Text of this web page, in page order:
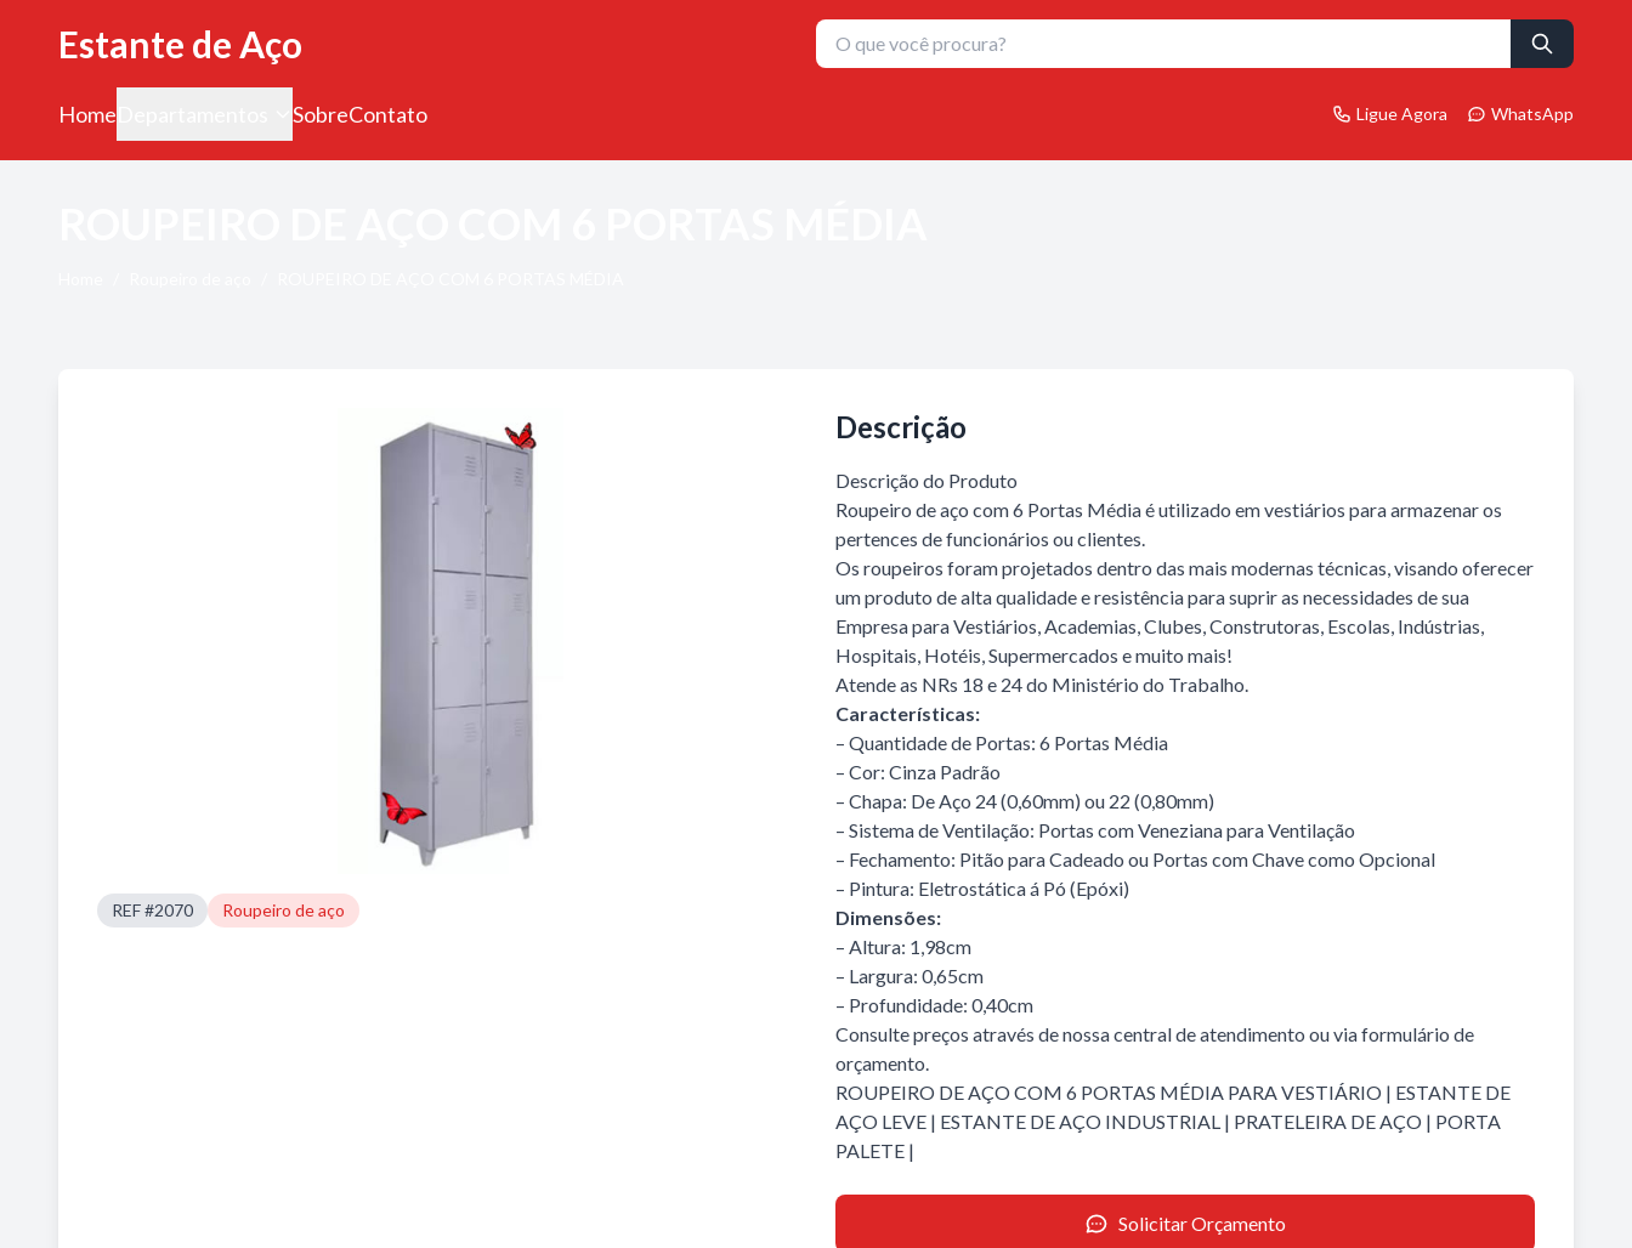
Estante de Aço
Home SobreContato Ligue Agora WhatsApp
REF #2070 Roupeiro de aço
Descrição
Descrição do Produto
Roupeiro de aço com 6 Portas Média é utilizado em vestiários para armazenar os
pertences de funcionários ou clientes.
Os roupeiros foram projetados dentro das mais modernas técnicas, visando oferecer
um produto de alta qualidade e resistência para suprir as necessidades de sua
Empresa para Vestiários, Academias, Clubes, Construtoras, Escolas, Indústrias,
Hospitais, Hotéis, Supermercados e muito mais!
Atende as NRs 18 e 24 do Ministério do Trabalho.
Características:
– Quantidade de Portas: 6 Portas Média
– Cor: Cinza Padrão
– Chapa: De Aço 24 (0,60mm) ou 22 (0,80mm)
– Sistema de Ventilação: Portas com Veneziana para Ventilação
– Fechamento: Pitão para Cadeado ou Portas com Chave como Opcional
– Pintura: Eletrostática á Pó (Epóxi)
Dimensões:
– Altura: 1,98cm
– Largura: 0,65cm
– Profundidade: 0,40cm
Consulte preços através de nossa central de atendimento ou via formulário de
orçamento.
ROUPEIRO DE AÇO COM 6 PORTAS MÉDIA PARA VESTIÁRIO | ESTANTE DE
AÇO LEVE | ESTANTE DE AÇO INDUSTRIAL | PRATELEIRA DE AÇO | PORTA
PALETE |
Solicitar Orçamento